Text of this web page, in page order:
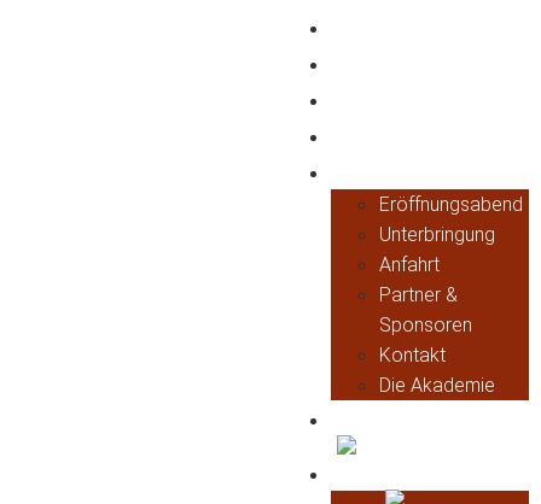
Eröffnungsabend
Unterbringung
Anfahrt
Partner &
Sponsoren
Kontakt
Die Akademie